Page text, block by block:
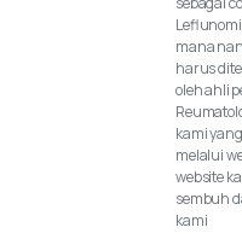
mana
harus
oleh ahli
kami
melalui
website
sembuh
kami